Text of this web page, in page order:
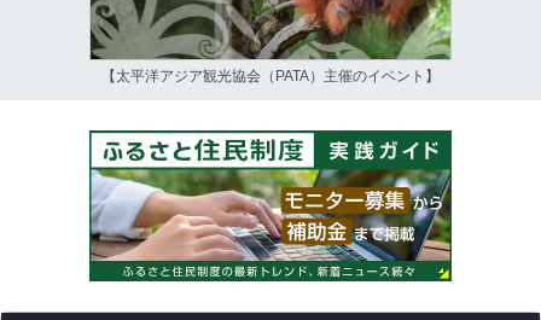
【太平洋アジア観光協会（PATA）主催のイベント】